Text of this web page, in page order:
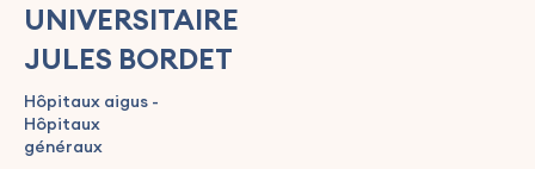
UNIVERSITAIRE
JULES BORDET
Hôpitaux aigus -
Hôpitaux
généraux